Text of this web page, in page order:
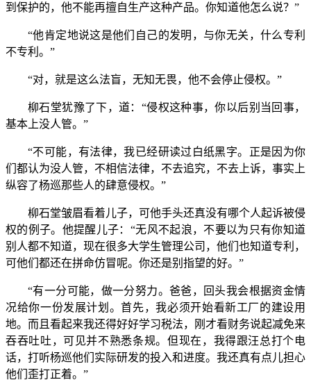
到保护的，他不能再擅自生产这种产品。你知道他怎么说？”
“他肯定地说这是他们自己的发明，与你无关，什么专利
不专利。”
“对，就是这么法盲，无知无畏，他不会停止侵权。”
柳石堂犹豫了下，道：“侵权这种事，你以后别当回事，
基本上没人管。”
“不可能，有法律，我已经研读过白纸黑字。正是因为你
们都认为没人管，不相信法律，不去追究，不去上诉，事实上
纵容了杨巡那些人的肆意侵权。”
柳石堂皱眉看着儿子，可他手头还真没有哪个人起诉被侵
权的例子。他提醒儿子：“无风不起浪，不要以为只有你知道
别人都不知道，现在很多大学生管理公司，他们也知道专利，
可他们都还在拼命仿冒呢。你还是别指望的好。”
“有一分可能，做一分努力。爸爸，回头我会根据资金情
况给你一份发展计划。首先，我必须开始看新工厂的建设用
地。而且看起来我还得好好学习税法，刚才看财务说起减免来
吞吞吐吐，可见并不熟悉条规。但现在，我得跟汪总打个电
话，打听杨巡他们实际研发的投入和进度。我还真有点儿担心
他们歪打正着。”